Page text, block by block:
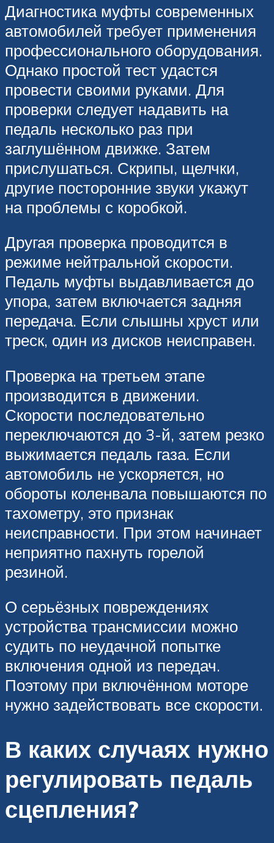
Диагностика муфты современных
автомобилей требует применения
профессионального оборудования.
Однако простой тест удастся
провести своими руками. Для
проверки следует надавить на
педаль несколько раз при
заглушённом движке. Затем
прислушаться. Скрипы, щелчки,
другие посторонние звуки укажут
на проблемы с коробкой.
Другая проверка проводится в
режиме нейтральной скорости.
Педаль муфты выдавливается до
упора, затем включается задняя
передача. Если слышны хруст или
треск, один из дисков неисправен.
Проверка на третьем этапе
производится в движении.
Скорости последовательно
переключаются до 3-й, затем резко
выжимается педаль газа. Если
автомобиль не ускоряется, но
обороты коленвала повышаются по
тахометру, это признак
неисправности. При этом начинает
неприятно пахнуть горелой
резиной.
О серьёзных повреждениях
устройства трансмиссии можно
судить по неудачной попытке
включения одной из передач.
Поэтому при включённом моторе
нужно задействовать все скорости.
В каких случаях нужно
регулировать педаль
сцепления?